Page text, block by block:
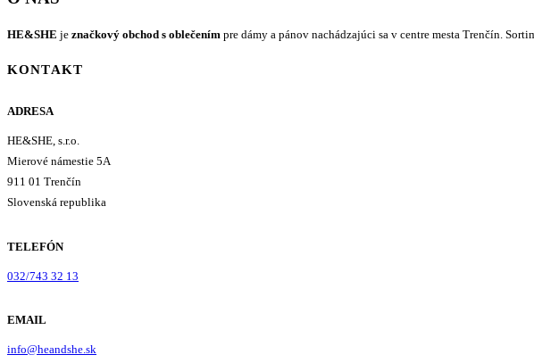
HE&SHE je značkový obchod s oblečením pre dámy a pánov nachádzajúci sa v centre mesta Trenčín.
KONTAKT
ADRESA
HE&SHE, s.r.o.
Mierové námestie 5A
911 01 Trenčín
Slovenská republika
TELEFÓN
032/743 32 13
EMAIL
info@heandshe.sk